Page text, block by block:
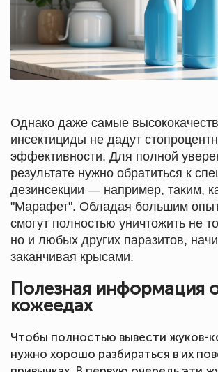
Однако даже самые
инсектициды не дадут
эффективности. Для полной
результате нужно обратиться к
дезинсекции — например, таким,
"Марафет". Обладая большим
смогут полностью уничтожить не
но и любых других паразитов,
заканчивая крысами.
Полезная информация
кожеедах
Чтобы полностью вывести жуков-
нужно хорошо разбираться в их